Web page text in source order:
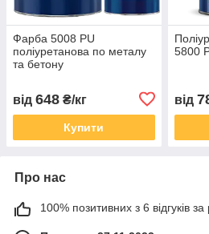
Фарба 5008 PU
поліуретанова по металу
та бетону
від 648 ₴/кг
Купити
5800
від
Про нас
100% позитивних з 6 відгуків за